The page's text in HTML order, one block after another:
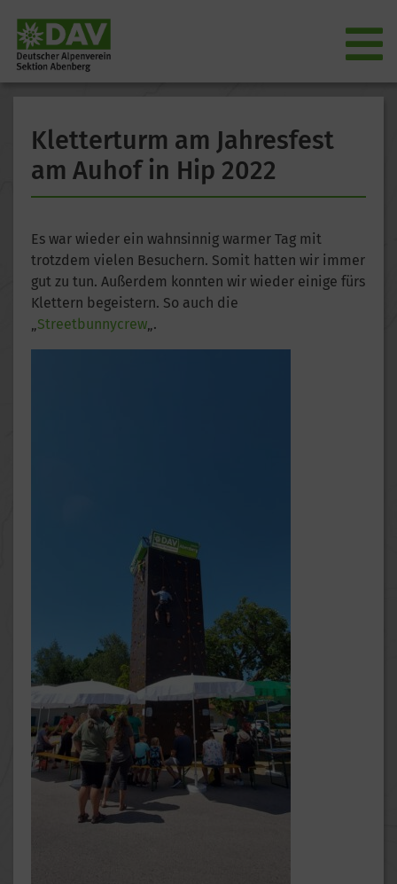
Kletterturm am Jahresfest
am Auhof in Hip 2022
Es war wieder ein wahnsinnig warmer Tag mit
trotzdem vielen Besuchern. Somit hatten wir immer
gut zu tun. Außerdem konnten wir wieder einige fürs
Klettern begeistern. So auch die
Streetbunnycrew „.